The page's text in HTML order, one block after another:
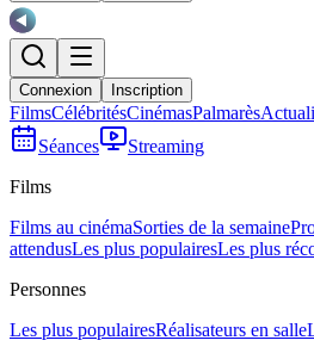
Connexion Inscription
FilmsCélébritésCinémasPalmarès
Séances
Streaming
Films
Films au cinémaSorties de la semaine
attendusLes plus populairesLes plus
Personnes
Les plus populairesRéalisateurs en salle